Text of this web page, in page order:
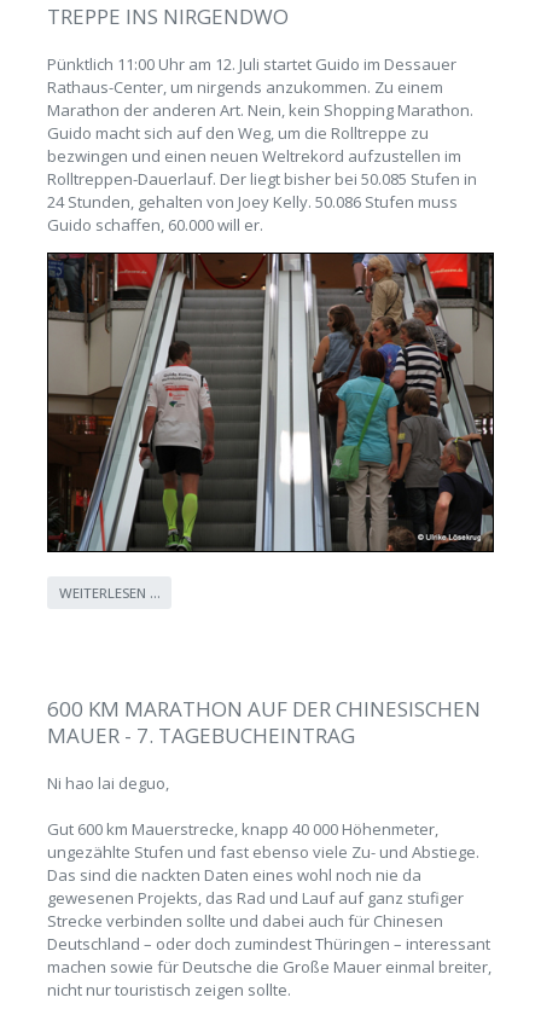
TREPPE INS NIRGENDWO
Pünktlich 11:00 Uhr am 12. Juli startet Guido im Dessauer
Rathaus-Center, um nirgends anzukommen. Zu einem
Marathon der anderen Art. Nein, kein Shopping Marathon.
Guido macht sich auf den Weg, um die Rolltreppe zu
bezwingen und einen neuen Weltrekord aufzustellen im
Rolltreppen-Dauerlauf. Der liegt bisher bei 50.085 Stufen in
24 Stunden, gehalten von Joey Kelly. 50.086 Stufen muss
Guido schaffen, 60.000 will er.
WEITERLESEN …
600 KM MARATHON AUF DER CHINESISCHEN
MAUER - 7. TAGEBUCHEINTRAG
Ni hao lai deguo,
Gut 600 km Mauerstrecke, knapp 40 000 Höhenmeter,
ungezählte Stufen und fast ebenso viele Zu- und Abstiege.
Das sind die nackten Daten eines wohl noch nie da
gewesenen Projekts, das Rad und Lauf auf ganz stufiger
Strecke verbinden sollte und dabei auch für Chinesen
Deutschland – oder doch zumindest Thüringen – interessant
machen sowie für Deutsche die Große Mauer einmal breiter,
nicht nur touristisch zeigen sollte.